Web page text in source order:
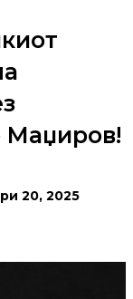
Маџиров!
20, 2025